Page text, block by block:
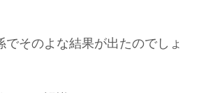
でそのよな結果が出たのでしょ